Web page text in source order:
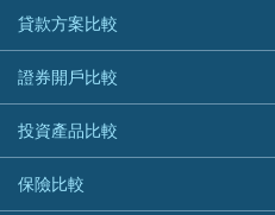
信用卡情境類別推薦
所有信用卡
精選推薦
國內外現金回饋
繳稅優惠
航空哩程回饋
貸款方案比較
快速線上貸款推薦
最完整貸款資訊一次看
繳稅貸款
貸款計算機
車貸計算機
證券開戶比較
台股證券戶
美股證券戶
投資產品比較
機器人投資
保險比較